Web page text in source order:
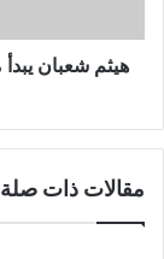
على
خلافة
هيثم شعبان يبدأ
مقالات ذات صلة